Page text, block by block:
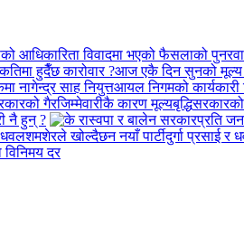
आधिकारिता विवादमा भएको फैसलाको
आज एकै दिन सुनको मूल्य
आयल निगमको कार्यकारी
सरकारको
नै हुन् ?
दुर्गा प्रसाई र
विनिमय दर